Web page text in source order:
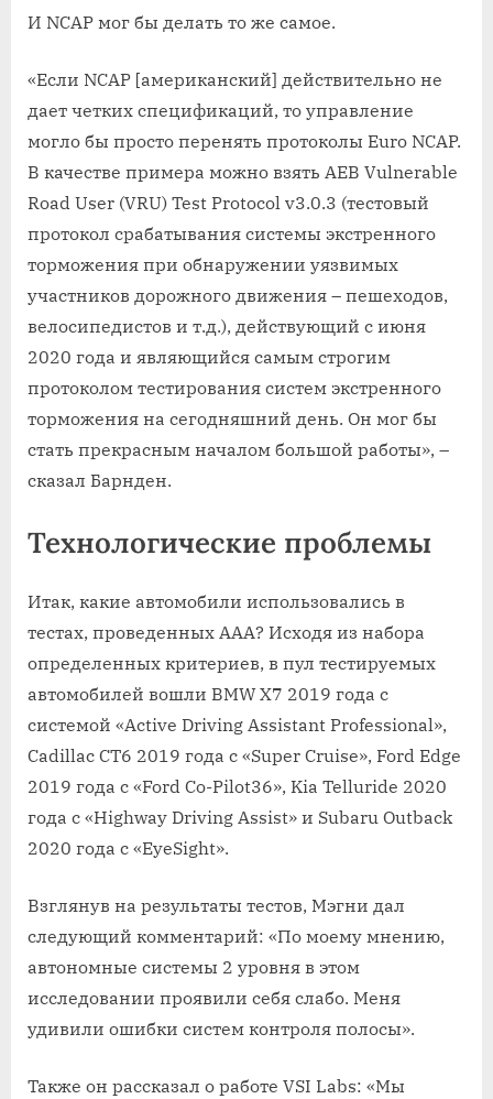
И NCAP мог бы делать то же самое.
«Если NCAP [американский] действительно не
дает четких спецификаций, то управление
могло бы просто перенять протоколы Euro NCAP.
В качестве примера можно взять AEB Vulnerable
Road User (VRU) Test Protocol v3.0.3 (тестовый
протокол срабатывания системы экстренного
торможения при обнаружении уязвимых
участников дорожного движения – пешеходов,
велосипедистов и т.д.), действующий с июня
2020 года и являющийся самым строгим
протоколом тестирования систем экстренного
торможения на сегодняшний день. Он мог бы
стать прекрасным началом большой работы», –
сказал Барнден.
Технологические проблемы
Итак, какие автомобили использовались в
тестах, проведенных ААА? Исходя из набора
определенных критериев, в пул тестируемых
автомобилей вошли BMW X7 2019 года с
системой «Active Driving Assistant Professional»,
Cadillac CT6 2019 года с «Super Cruise», Ford Edge
2019 года с «Ford Co-Pilot36», Kia Telluride 2020
года с «Highway Driving Assist» и Subaru Outback
2020 года с «EyeSight».
Взглянув на результаты тестов, Мэгни дал
следующий комментарий: «По моему мнению,
автономные системы 2 уровня в этом
исследовании проявили себя слабо. Меня
удивили ошибки систем контроля полосы».
Также он рассказал о работе VSI Labs: «Мы